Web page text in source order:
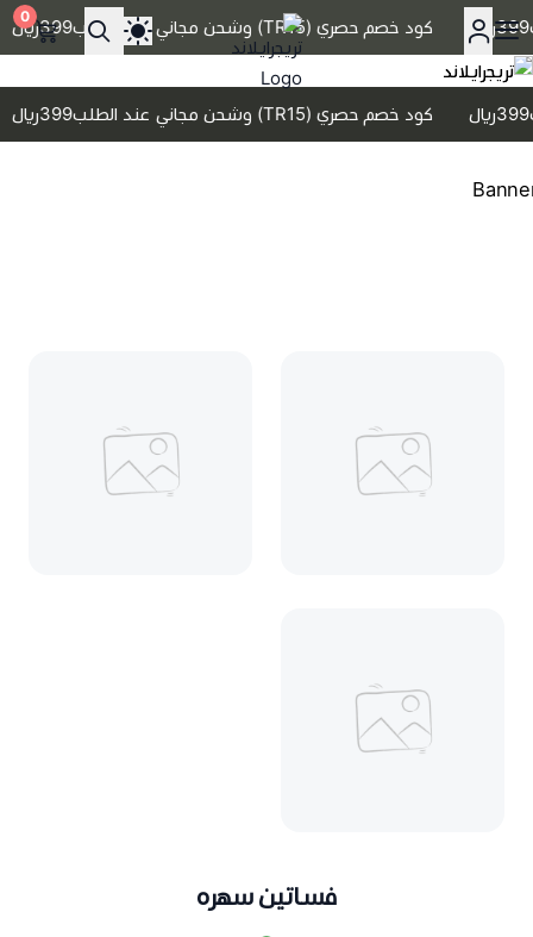
تريجرايلاند
0
كود خصم حصري (TR15) وشحن مجاني عند الطلب399﷼
كود خصم حصري (TR15) وشحن مجاني عند الطلب399﷼
فساتين سهره